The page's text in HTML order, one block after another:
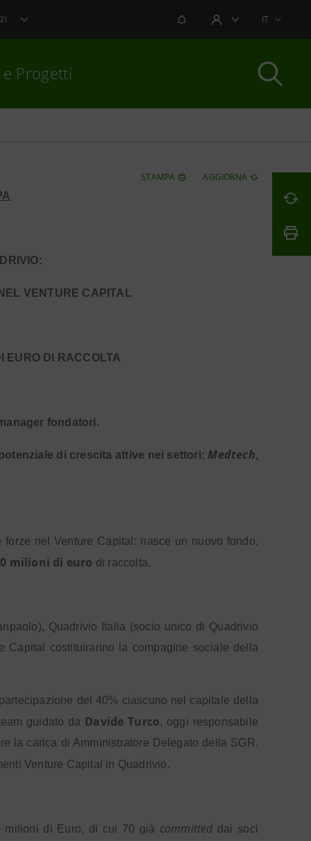
NOTIFICHEAREA UTENTEIT
e Progetti
STAMPA
AGGIORNA
VENTURE CAPITAL
EURO DI RACCOLTA
fondatori.
di crescita attive nei settori: Medtech,
forze nel Venture Capital: nasce un nuovo fondo,
milioni di euro di raccolta.
Quadrivio Italia (socio unico di Quadrivio
Capital costituiranno la compagine sociale della
del 40% ciascuno nel capitale della
guidato da Davide Turco, oggi responsabile
la carica di Amministratore Delegato della SGR.
Venture Capital in Quadrivio.
milioni di Euro, di cui 70 già committed dai soci